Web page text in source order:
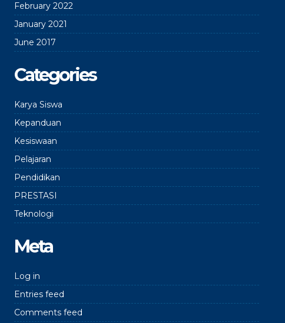
February 2022
January 2021
June 2017
Categories
Karya Siswa
Kepanduan
Kesiswaan
Pelajaran
Pendidikan
PRESTASI
Teknologi
Meta
Log in
Entries feed
Comments feed